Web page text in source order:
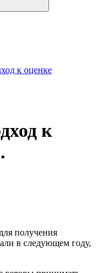
к оценке
к
получения
в следующем году,